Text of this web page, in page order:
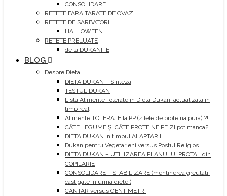
CONSOLIDARE
RETETE FARA TARATE DE OVAZ
RETETE DE SARBATORI
HALLOWEEN
RETETE PRELUATE
de la DUKANITE
BLOG
Despre Dieta
DIETA DUKAN – Sinteza
TESTUL DUKAN
Lista Alimente Tolerate in Dieta Dukan_actualizata in
timp real
Alimente TOLERATE la PP (zilele de proteina pura) ?!
CÂTE LEGUME ȘI CÂTE PROTEINE PE ZI pot manca?
DIETA DUKAN in timpul ALAPTARII
Dukan pentru Vegetarieni versus Postul Religios
DIETA DUKAN – UTILIZAREA PLANULUI PROTAL din
COPILARIE
CONSOLIDARE – STABILIZARE (mentinerea greutatii
castigate in urma dietei)
CANTAR versus CENTIMETRI